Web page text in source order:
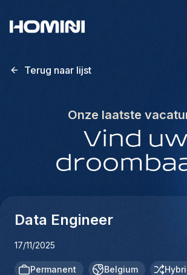
Terug naar lijst
Onze laatste
Vind uw
Data Engineer
17/11/2025
Permanent Belgium